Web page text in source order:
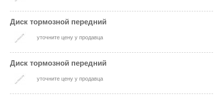
Диск тормозной передний
уточните цену у продавца
Диск тормозной передний
уточните цену у продавца